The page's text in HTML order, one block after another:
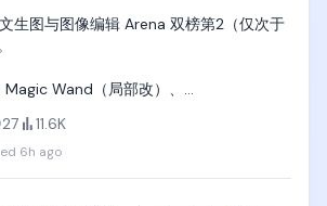
枚目で崩れた！でも繋いだ！」（第二块
接住了！）
入水的闷响、水花声、观众此起彼伏的惊
生图与图像编辑 Arena 双榜第2（仅次于
Wand（局部改）、
智能缩放。
晰：密集排版、多语言文字锐利不糊，布
划。
27 11.6K
6h ago